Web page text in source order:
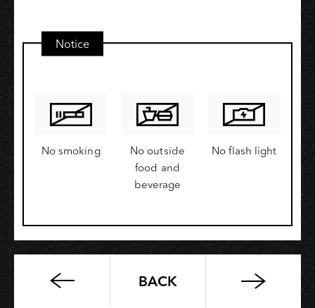
Notice
No smoking
No outside
food and
beverage
No flash light
八
BACK